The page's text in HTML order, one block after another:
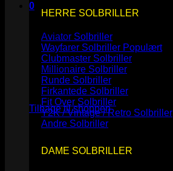
0
Kurv
Ingen varer i kurven.
Tilbage til shoppen
HERRE SOLBRILLER
Aviator Solbriller
Wayfarer Solbriller
Clubmaster Solbriller
Millionaire Solbriller
Runde Solbriller
Firkantede Solbriller
Fit Over Solbriller
Y2K / Vintage / Retro Solbriller
Andre Solbriller
DAME SOLBRILLER